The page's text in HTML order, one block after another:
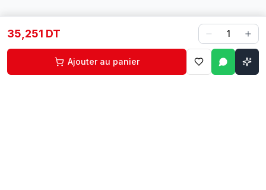
35,251 DT 1
Ajouter au panier